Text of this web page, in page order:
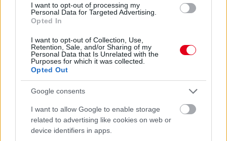
I want to opt-out of processing my
Personal Data for Targeted Advertising.
Opted In
I want to opt-out of Collection, Use,
Retention, Sale, and/or Sharing of my
Personal Data that Is Unrelated with the
Purposes for which it was collected.
Opted Out
Google consents
I want to allow Google to enable storage
related to advertising like cookies on web or
device identifiers in apps.
Gobodics Tamás
10 napja
Norris: Saját magammal elégedett vagyok...
Egy Lando Norris-szöveggel küldte el a sajtó képviselőit nyári
szünetre a McLaren: a világbajnok istálló a világbajnok pilótával
készített „interjúban” több témát is érintett – az egyik